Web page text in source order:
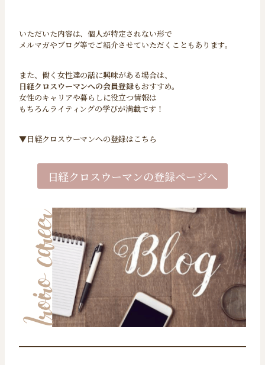
いただいた内容は、個人が特定されない形で
メルマガやブログ等でご紹介させていただくこともあります。
また、働く女性達の話に興味がある場合は、
日経クロスウーマンへの会員登録もおすすめ。
女性のキャリアや暮らしに役立つ情報は
もちろんライティングの学びが満載です！
▼日経クロスウーマンへの登録はこちら
日経クロスウーマンの登録ページへ